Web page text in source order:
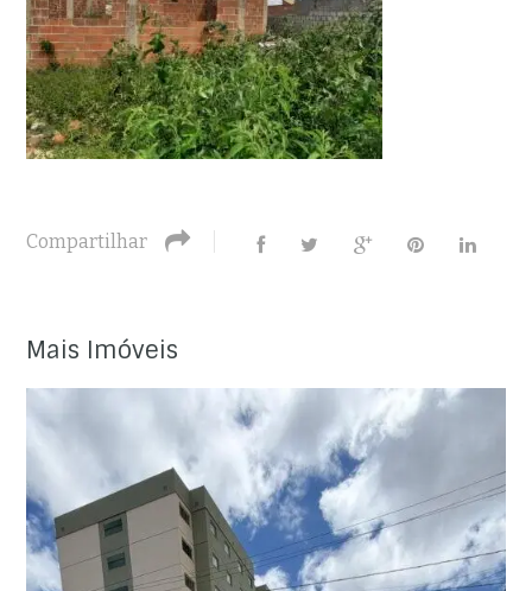
Compartilhar
Mais Imóveis